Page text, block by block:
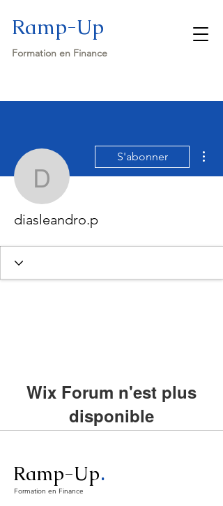
Ramp-Up
Formation en Finance
diasleandro.p
S'abonner
diasleandro.p
Wix Forum n'est plus
disponible
communautaire, utilisez Wix Groups.
Ramp-Up.
Formation en Finance